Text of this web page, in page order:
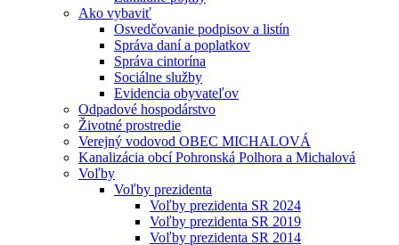
Ako vybaviť
Osvedčovanie podpisov a listín
Správa daní a poplatkov
Správa cintorína
Sociálne služby
Evidencia obyvateľov
Odpadové hospodárstvo
Životné prostredie
Verejný vodovod OBEC MICHALOVÁ
Kanalizácia obcí Pohronská Polhora a Michalová
Voľby
Voľby prezidenta
Voľby prezidenta SR 2024
Voľby prezidenta SR 2019
Voľby prezidenta SR 2014